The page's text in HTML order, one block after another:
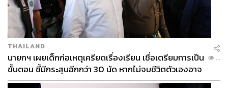
THAILAND
นายกฯ เผยเด็กก่อเหตุเครียดเรื่องเรียน เชื่อเตรียมการเป็น
ขั้นตอน ชี้มีกระสุนอีกกว่า 30 นัด หากไม่จบชีวิตตัวเองอาจ
สูญเสียเพิ่ม
...